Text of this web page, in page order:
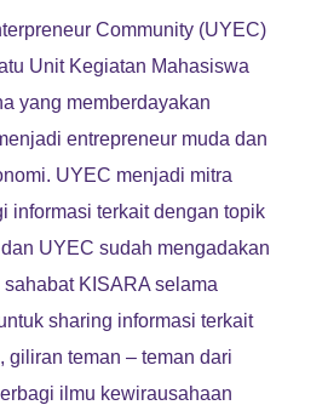
Community (UYEC)
Unit Kegiatan Mahasiswa
yang memberdayakan
entrepreneur muda dan
UYEC menjadi mitra
informasi terkait dengan topik
UYEC sudah mengadakan
KISARA selama
sharing informasi terkait
giliran teman – teman dari
ilmu kewirausahaan